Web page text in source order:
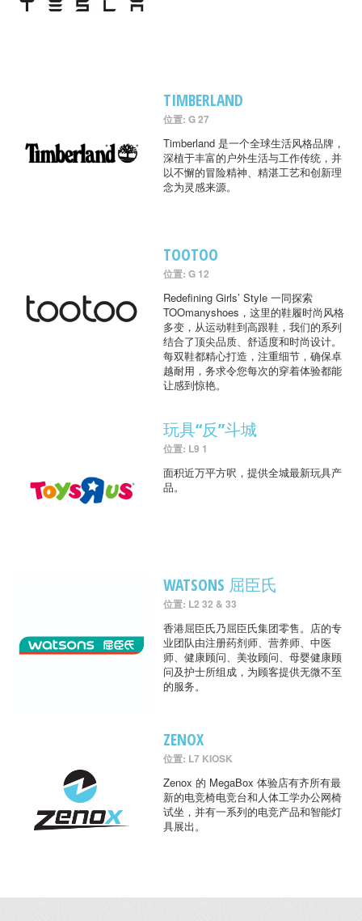
TIMBERLAND
位置: G 27
Timberland 是一个全球生活风格品牌，
深植于丰富的户外生活与工作传统，并
以不懈的冒险精神、精湛工艺和创新理
念为灵感来源。
TOOTOO
位置: G 12
Redefining Girls’ Style 一同探索
TOOmanyshoes，这里的鞋履时尚风格
多变，从运动鞋到高跟鞋，我们的系列
结合了顶尖品质、舒适度和时尚设计。
每双鞋都精心打造，注重细节，确保卓
越耐用，务求令您每次的穿着体验都能
让感到惊艳。
玩具“反”斗城
位置: L9 1
面积近万平方呎，提供全城最新玩具产
品。
WATSONS 屈臣氏
位置: L2 32 & 33
香港屈臣氏乃屈臣氏集团零售。店的专
业团队由注册药剂师、营养师、中医
师、健康顾问、美妆顾问、母婴健康顾
问及护士所组成，为顾客提供无微不至
的服务。
ZENOX
位置: L7 KIOSK
Zenox 的 MegaBox 体验店有齐所有最
新的电竞椅电竞台和人体工学办公网椅
试坐，并有一系列的电竞产品和智能灯
具展出。